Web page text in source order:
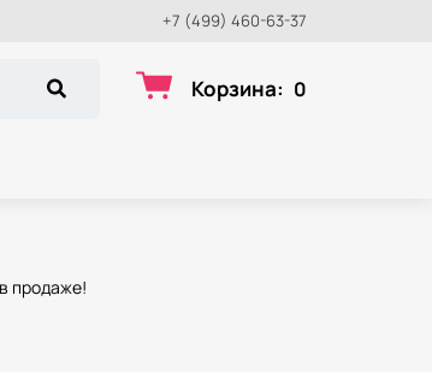
+7 (499) 460-63-37
Корзина: 0
продаже!